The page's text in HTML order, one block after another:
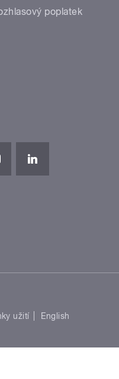
poplatek
užití
English